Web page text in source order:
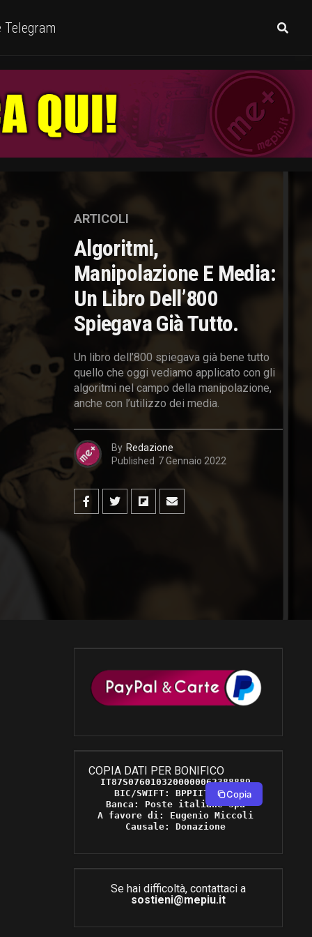
Telegram
ARTICOLI
Algoritmi,
Manipolazione E Media:
Un Libro Dell’800
Spiegava Già Tutto.
Un libro dell’800 spiegava già bene tutto
quello che oggi vediamo applicato con gli
algoritmi nel campo della manipolazione,
anche con l’utilizzo dei media.
By Redazione
Published 7 Gennaio 2022
COPIA DATI PER BONIFICO
IT87S0760103200000062388889
BIC/SWIFT: BPPIITRRXXX
Banca: Poste italiane Spa
A favore di: Eugenio Miccoli
Causale: Donazione
Copia
Se hai difficoltà, contattaci a
sostieni@mepiu.it